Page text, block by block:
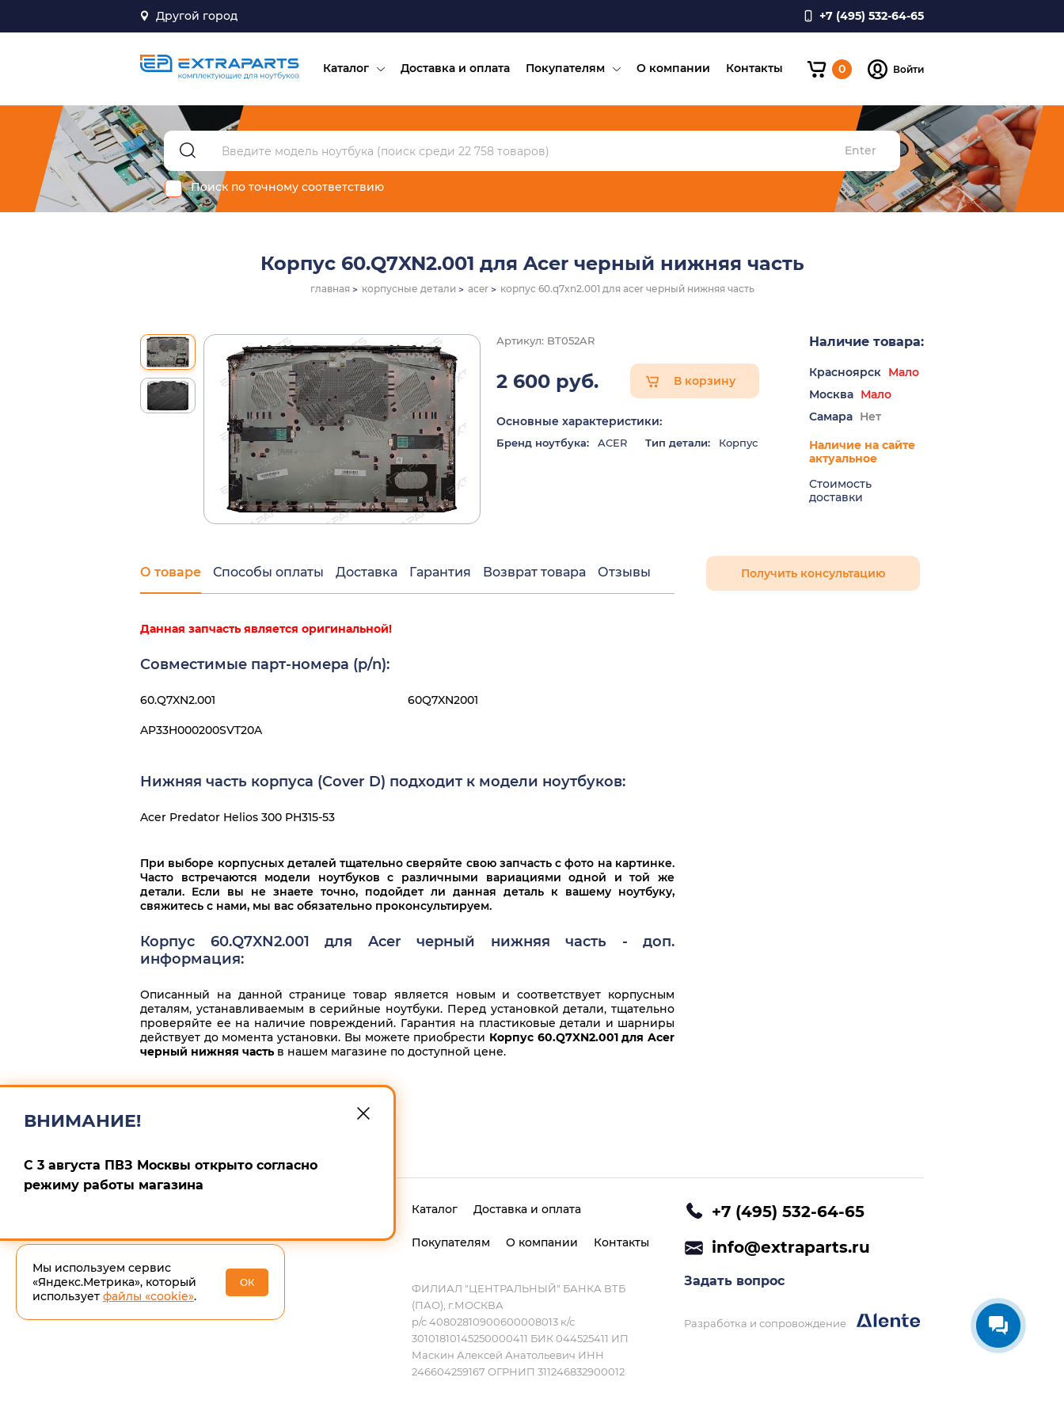
Другой город +7 (495) 532-64-65
Каталог Доставка и оплата Покупателям О компании Контакты 0 Войти
Enter
Поиск по точному соответствию
Корпус 60.Q7XN2.001 для Acer черный нижняя часть
главная корпусные детали acer корпус 60.q7xn2.001 для acer черный нижняя часть
Артикул: BT052AR
2 600 руб. В корзину
Основные характеристики:
Бренд ноутбука: ACER Тип детали: Корпус
Наличие товара:
Красноярск Мало
Москва Мало
Самара Нет
Наличие на сайте
актуальное
Стоимость
доставки
О товаре Способы оплаты Доставка Гарантия Возврат товара Отзывы
Данная запчасть является оригинальной!
Совместимые парт-номера (p/n):
60.Q7XN2.001 60Q7XN2001
AP33H000200SVT20A
Нижняя часть корпуса (Cover D) подходит к модели ноутбуков:
Acer Predator Helios 300 PH315-53
При выборе корпусных деталей тщательно сверяйте свою запчасть с фото на картинке.
Часто встречаются модели ноутбуков с различными вариациями одной и той же
детали. Если вы не знаете точно, подойдет ли данная деталь к вашему ноутбуку,
свяжитесь с нами, мы вас обязательно проконсультируем.
Корпус 60.Q7XN2.001 для Acer черный нижняя часть - доп.
информация:
Описанный на данной странице товар является новым и соответствует корпусным
деталям, устанавливаемым в серийные ноутбуки. Перед установкой детали, тщательно
проверяйте ее на наличие повреждений. Гарантия на пластиковые детали и шарниры
действует до момента установки. Вы можете приобрести Корпус 60.Q7XN2.001 для Acer
черный нижняя часть в нашем магазине по доступной цене.
Получить консультацию
Каталог Доставка и оплата
Покупателям О компании Контакты
ФИЛИАЛ "ЦЕНТРАЛЬНЫЙ" БАНКА ВТБ
(ПАО), г.МОСКВА
р/с 40802810900600008013 к/с
30101810145250000411 БИК 044525411 ИП
Маскин Алексей Анатольевич ИНН
246604259167 ОГРНИП 311246832900012
+7 (495) 532-64-65
info@extraparts.ru
Задать вопрос
Разработка и сопровождение
Мы используем сервис
«Яндекс.Метрика», который
использует файлы «cookie».
ОК
ВНИМАНИЕ!
С 3 августа ПВЗ Москвы открыто согласно
режиму работы магазина